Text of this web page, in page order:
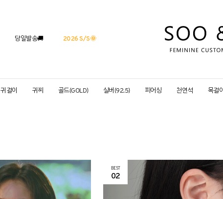
당일발송🚚 2026 S/S🌞
귀걸이 귀찌 골드(GOLD) 실버(92.5) 피어싱 천연석 목걸이
BEST
02